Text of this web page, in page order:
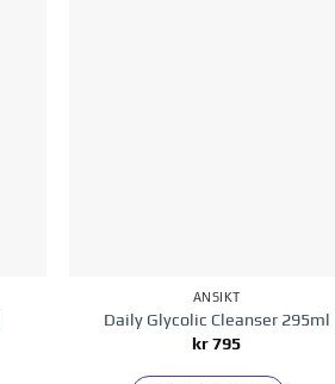
ANSIKT
Daily Glycolic Cleanser 295ml
kr795